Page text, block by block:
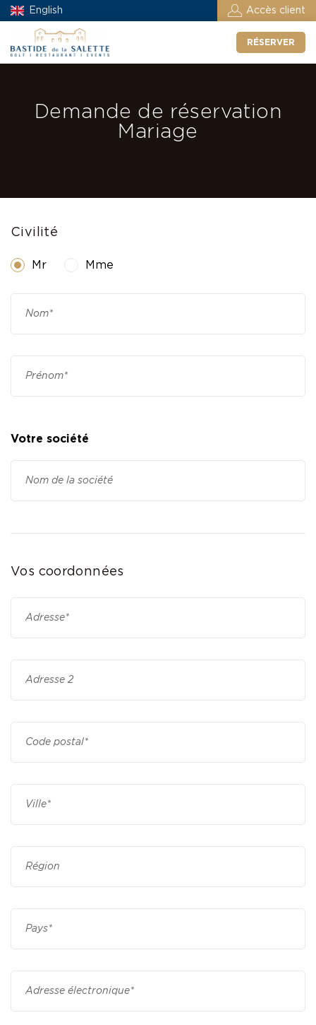
English Accès client
RÉSERVER
Demande de réservation
Mariage
Civilité
Mr Mme
Votre société
Vos coordonnées